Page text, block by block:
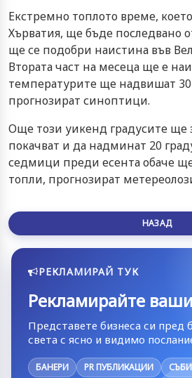
Екстремно топлото време,
Хърватия, ще бъде последвано
ще се подобри наистина във
Втората част на месеца ще е
температурите ще надвишат 30
прогнозират синоптици.
Още този уикенд градусите ще
покачват и да надминат 20
седмици преди есента обаче
топли, прогнозират
НАЗАД
РЕКЛАМИРАЙ ТУК
Рекламирайте
Представете бизнеса си пред
света с ясно и видимо
БАНЕРИ PR ПУБЛИКАЦИИ